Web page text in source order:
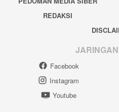
REDAKSI
Facebook
Instagram
Youtube